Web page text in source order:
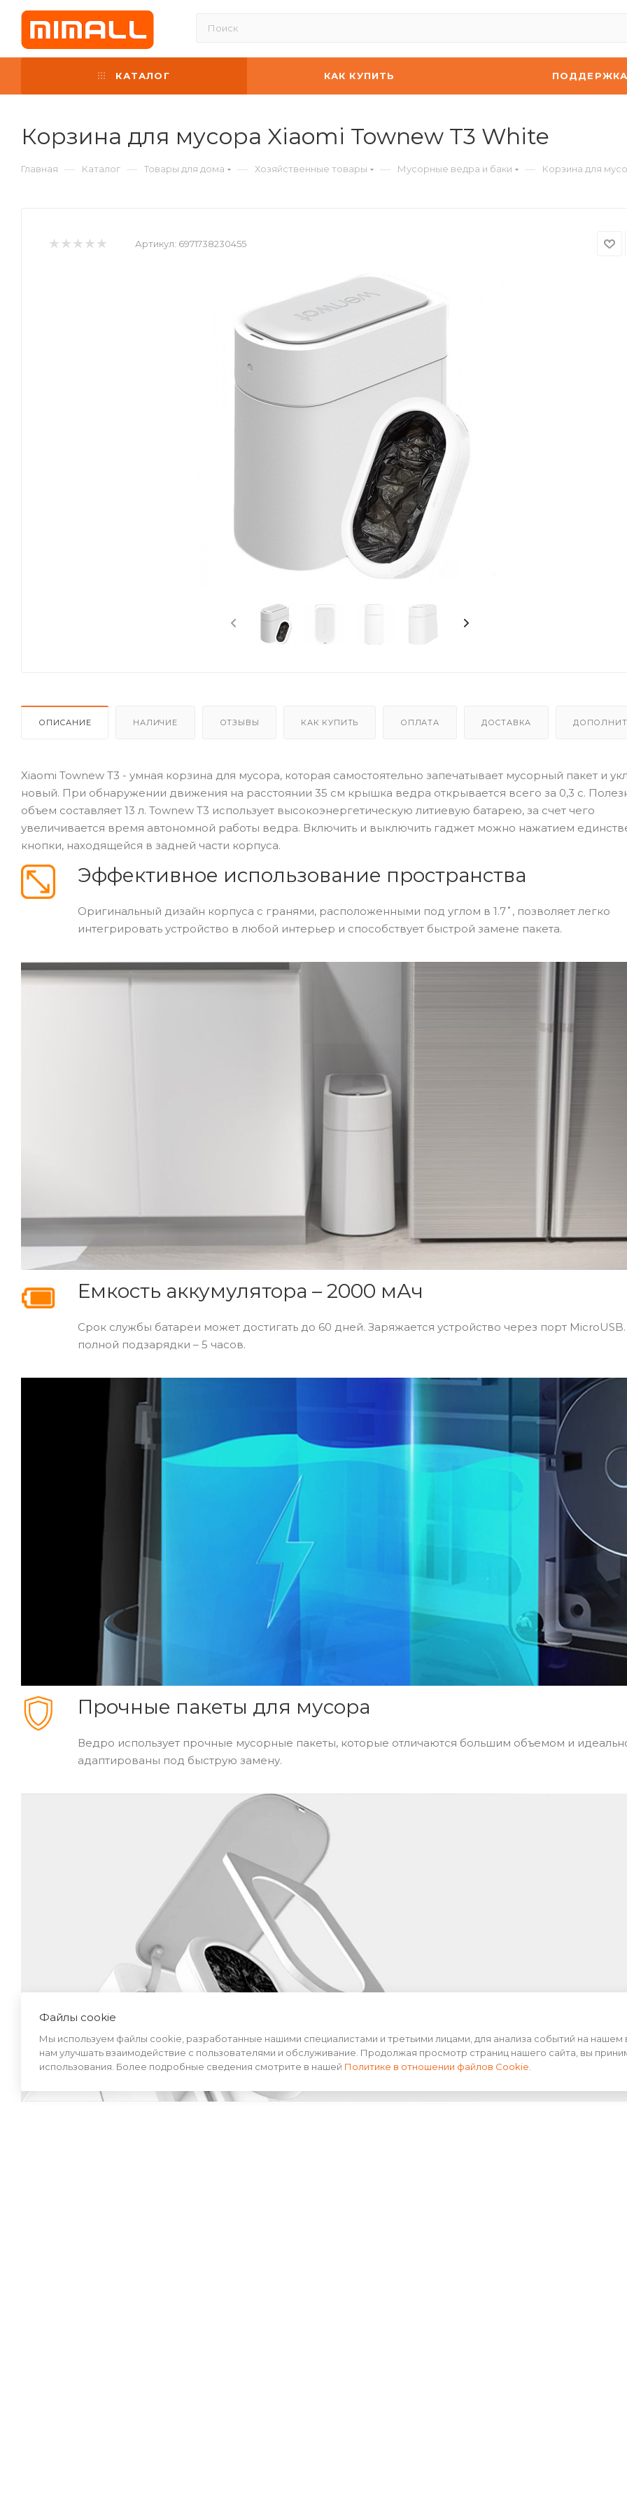
КАТАЛОГ КАК КУПИТЬ
Корзина для мусора Xiaomi Townew T3 White
Главная — Каталог — Товары для дома — Хозяйственные товары — Мусорные ведра и баки — Корзина для
Артикул: 6971738230455
ОПИСАНИЕ НАЛИЧИЕ ОТЗЫВЫ КАК КУПИТЬ ОПЛАТА ДОСТАВКА
Xiaomi Townew T3 - умная корзина для мусора, которая самостоятельно запечатывает мусорный пакет и
новый. При обнаружении движения на расстоянии 35 см крышка ведра открывается всего за 0,3 с.
объем составляет 13 л. Townew Т3 использует высокоэнергетическую литиевую батарею, за счет чего
увеличивается время автономной работы ведра. Включить и выключить гаджет можно нажатием
кнопки, находящейся в задней части корпуса.
Эффективное использование пространства
Оригинальный дизайн корпуса с гранями, расположенными под углом в 1.7˚, позволяет легко
интегрировать устройство в любой интерьер и способствует быстрой замене пакета.
Емкость аккумулятора – 2000 мАч
Срок службы батареи может достигать до 60 дней. Заряжается устройство через порт
полной подзарядки – 5 часов.
Прочные пакеты для мусора
Ведро использует прочные мусорные пакеты, которые отличаются большим объемом и
адаптированы под быструю замену.
Файлы cookie
Мы используем файлы cookie, разработанные нашими специалистами и третьими лицами, для анализа событий на нашем
нам улучшать взаимодействие с пользователями и обслуживание. Продолжая просмотр страниц нашего сайта, вы
использования. Более подробные сведения смотрите в нашей Политике в отношении файлов Cookie